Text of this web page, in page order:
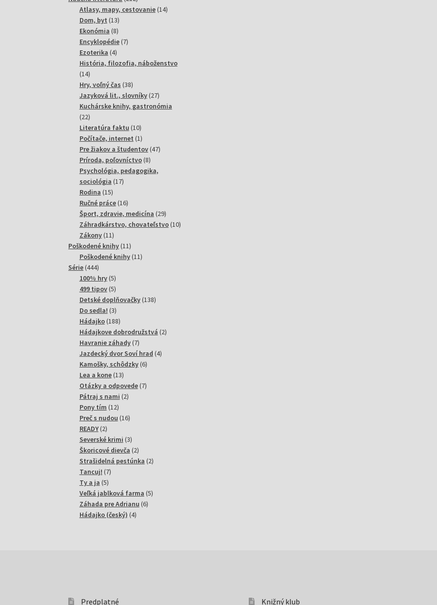
produktov
Atlasy, mapy, cestovanie 1414
Dom, byt 1313
produktov
Ekonómia 88
produktov
Encyklopédie 77
Ezoterika 44
produkty
História, filozofia, náboženstvo
1414
produktov
Hry, voľný čas 3838
produktov
Jazyková lit., slovníky 2727
produktov
Kuchárske knihy, gastronómia
2222
produktov
Literatúra faktu 1010
produktov
Počítače, internet 11
produkt
Pre žiakov a študentov 4747
Príroda, poľovníctvo 88
produktov
Psychológia, pedagogika,
sociológia 1717
Rodina 1515
produktov
Ručné práce 1616
produktov
Šport, zdravie, medicína 2929
produktov
Záhradkárstvo, chovateľstvo 1010
Zákony 1111
produktov
Poškodené knihy 1111
produktov
Poškodené knihy 1111
Série 444444
produktov
100% hry 55
produktov
499 tipov 55
produktov
Detské doplňovačky 138138
Do sedla! 33
produkty
Hádajko 188188
produktov
Hádajkove dobrodružstvá 22
Havranie záhady 77
produktov
Jazdecký dvor Soví hrad 44
Kamošky, schôdzky 66
Lea a kone 1313
produktov
Otázky a odpovede 77
Pátraj s nami 22
Pony tím 1212
produktov
Preč s nudou 1616
READY 22
produkty
Severské krimi 33
produkty
Škoricové dievča 22
produkty
Strašidelná pestúnka 22
Tancuj! 77
Ty a ja 55
produktov
Veľká jablková farma 55
Záhada pre Adrianu 66
Hádajko (český) 44
Predplatné Knižný klub